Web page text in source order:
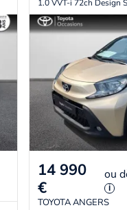
1.0 VVT-i 72ch Design
14 990
€
ou
i
TOYOTA ANGERS